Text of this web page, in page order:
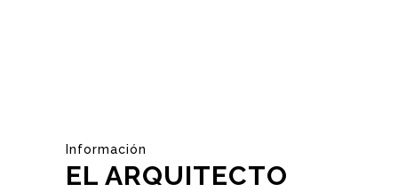
Información
EL ARQUITECTO